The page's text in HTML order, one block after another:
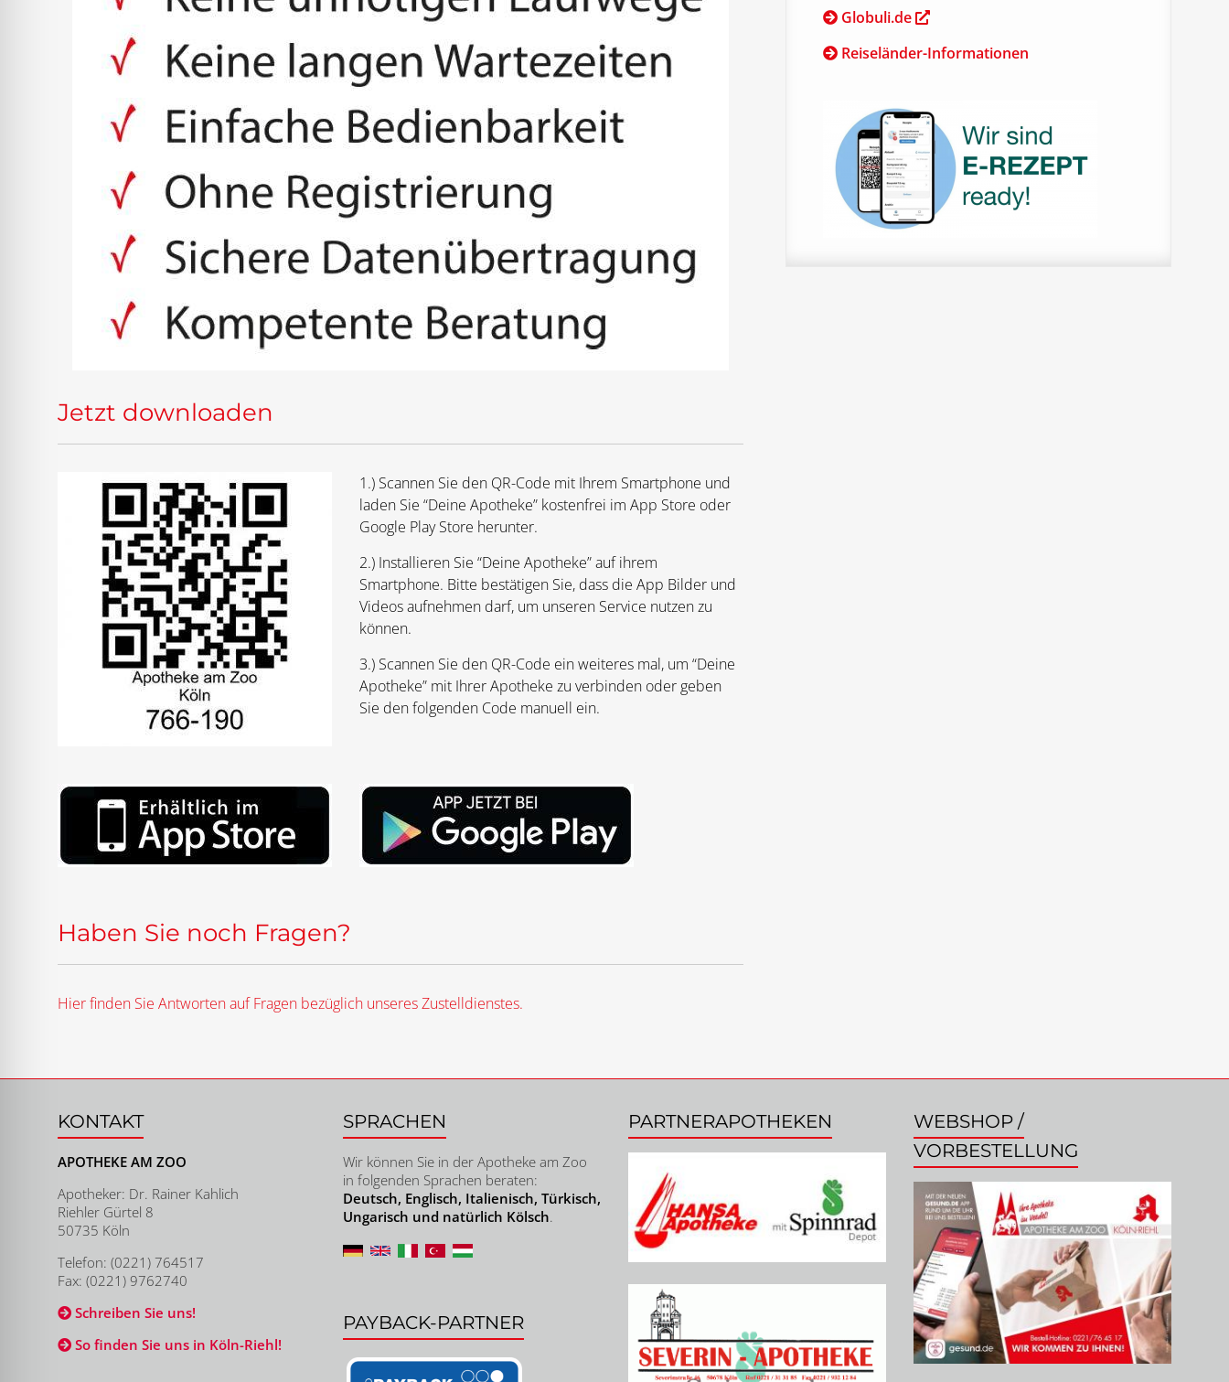
Jetzt downloaden
1.) Scannen Sie den QR-Code mit Ihrem Smartphone und
laden Sie “Deine Apotheke” kostenfrei im App Store oder
Google Play Store herunter.
2.) Installieren Sie “Deine Apotheke” auf ihrem
Smartphone. Bitte bestätigen Sie, dass die App Bilder und
Videos aufnehmen darf, um unseren Service nutzen zu
können.
3.) Scannen Sie den QR-Code ein weiteres mal, um “Deine
Apotheke” mit Ihrer Apotheke zu verbinden oder geben
Sie den folgenden Code manuell ein.
Haben Sie noch Fragen?
Hier finden Sie Antworten auf Fragen bezüglich unseres Zustelldienstes.
Globuli.de
Reiseländer-Informationen
KONTAKT
APOTHEKE AM ZOO
Apotheker: Dr. Rainer Kahlich
Riehler Gürtel 8
50735 Köln
Telefon: (0221) 764517
Fax: (0221) 9762740
Schreiben Sie uns!
So finden Sie uns in Köln-Riehl!
SPRACHEN
Wir können Sie in der Apotheke am Zoo
in folgenden Sprachen beraten:
Deutsch, Englisch, Italienisch, Türkisch,
Ungarisch und natürlich Kölsch.
PAYBACK-PARTNER
PARTNERAPOTHEKEN
WEBSHOP /
VORBESTELLUNG